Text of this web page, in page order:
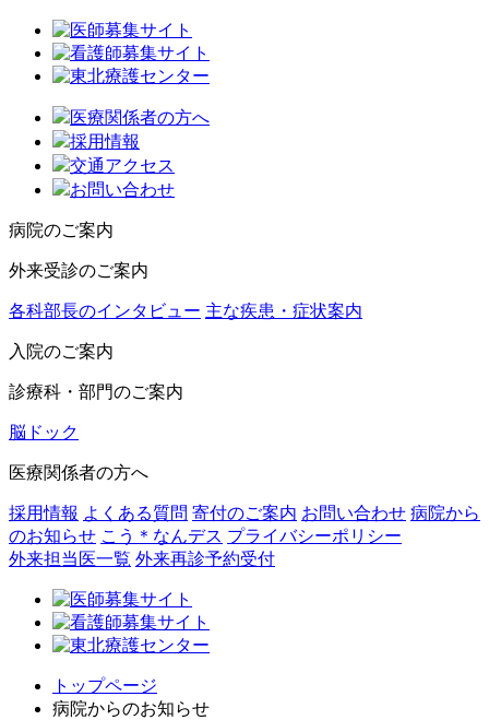
医療関係者の方へ
採用情報
交通アクセス
お問い合わせ
病院のご案内
外来受診のご案内
各科部長のインタビュー 主な疾患・症状案内
入院のご案内
診療科・部門のご案内
脳ドック
医療関係者の方へ
採用情報 よくある質問 寄付のご案内 お問い合わせ 病院から
のお知らせ こう＊なんデス プライバシーポリシー
外来担当医一覧 外来再診予約受付
トップページ
病院からのお知らせ